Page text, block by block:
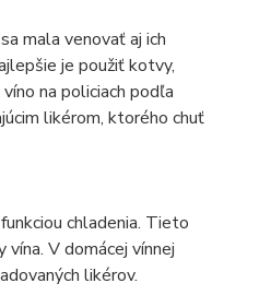
mala venovať aj ich
je použiť kotvy,
na policiach podľa
likérom, ktorého chuť
chladenia. Tieto
vína. V domácej vínnej
likérov.